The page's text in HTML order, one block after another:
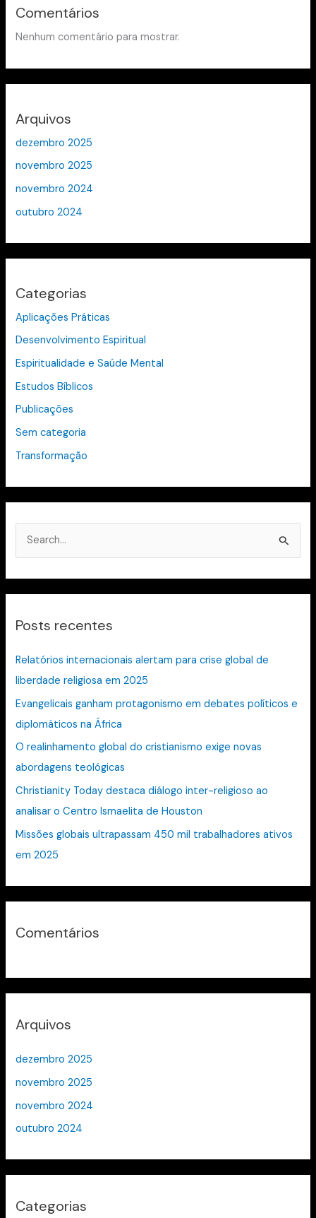
Comentários
Nenhum comentário para mostrar.
Arquivos
dezembro 2025
novembro 2025
novembro 2024
outubro 2024
Categorias
Aplicações Práticas
Desenvolvimento Espiritual
Espiritualidade e Saúde Mental
Estudos Bíblicos
Publicações
Sem categoria
Transformação
u
s
a
r
p
o
r
:
Posts recentes
Relatórios internacionais alertam para crise global de
liberdade religiosa em 2025
Evangelicais ganham protagonismo em debates políticos e
diplomáticos na África
O realinhamento global do cristianismo exige novas
abordagens teológicas
Christianity Today destaca diálogo inter-religioso ao
analisar o Centro Ismaelita de Houston
Missões globais ultrapassam 450 mil trabalhadores ativos
em 2025
Comentários
Arquivos
dezembro 2025
novembro 2025
novembro 2024
outubro 2024
Categorias